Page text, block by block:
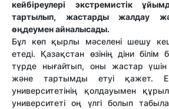
кейбіреулері экстремистік
тартылып, жастарды жалдау
өңдеумен айналысады.
Бұл көп қырлы мәселені шешу
етеді. Қазақстан өзінің діни білім
түрде нығайтып, оны жастар үшін
және тартымды етуі қажет.
университетінің қолдауымен
университеті оң үлгі болып